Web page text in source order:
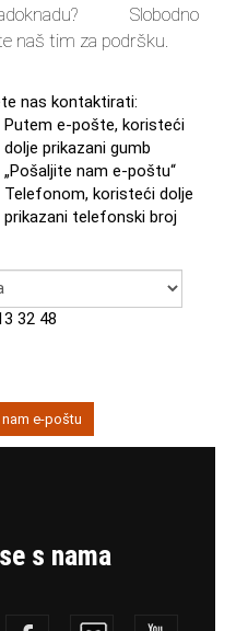
Slobodno
naš tim za podršku.
nas kontaktirati:
Putem e-pošte, koristeći
dolje prikazani gumb
„Pošaljite nam e-poštu“
Telefonom, koristeći dolje
prikazani telefonski broj
32 48
e-poštu
s nama